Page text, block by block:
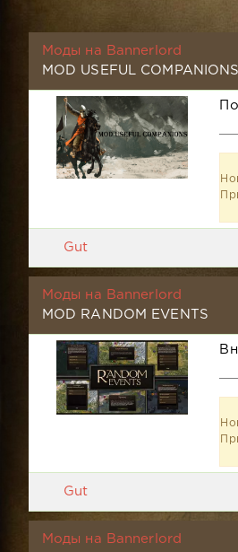
Моды на Bannerlord
MOD USEFUL COMPANIONS
Gut
Моды на Bannerlord
MOD RANDOM EVENTS
Gut
Моды на Bannerlord